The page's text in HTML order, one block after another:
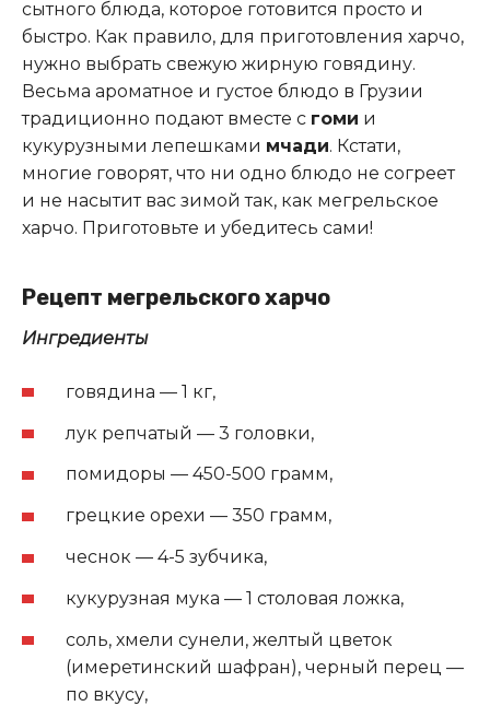
сытного блюда, которое готовится просто и
быстро. Как правило, для приготовления харчо,
нужно выбрать свежую жирную говядину.
Весьма ароматное и густое блюдо в Грузии
традиционно подают вместе с гоми и
кукурузными лепешками мчади. Кстати,
многие говорят, что ни одно блюдо не согреет
и не насытит вас зимой так, как мегрельское
харчо. Приготовьте и убедитесь сами!
Рецепт мегрельского харчо
Ингредиенты
говядина — 1 кг,
лук репчатый — 3 головки,
помидоры — 450-500 грамм,
грецкие орехи — 350 грамм,
чеснок — 4-5 зубчика,
кукурузная мука — 1 столовая ложка,
соль, хмели сунели, желтый цветок
(имеретинский шафран), черный перец —
по вкусу,